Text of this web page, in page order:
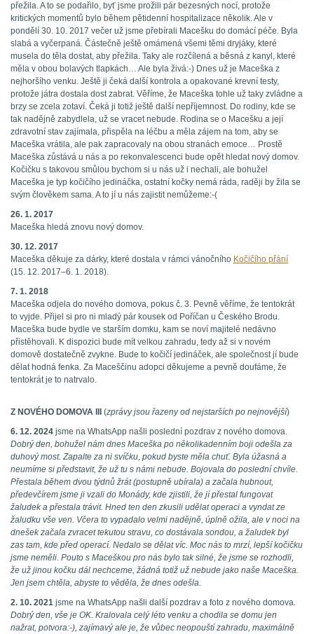
přežila. A to se podařilo, byť jsme prožili pár bezesných nocí, protože
kritických momentů bylo během pětidenní hospitalizace několik. Ale v
pondělí 30. 10. 2017 večer už jsme přebírali Macešku do domácí péče. Byla
slabá a vyčerpaná. Částečně ještě omámená všemi těmi dryjáky, které
musela do těla dostat, aby přežila. Taky ale rozčílená a běsná z kanyl, které
měla v obou bolavých tlapkách… Ale byla živá:-) Dnes už je Maceška z
nejhoršího venku. Ještě ji čeká další kontrola a opakované krevní testy,
protože játra dostala dost zabrat. Věříme, že Maceška tohle už taky zvládne a
brzy se zcela zotaví. Čeká ji totiž ještě další nepříjemnost. Do rodiny, kde se
tak nadějně zabydlela, už se vracet nebude. Rodina se o Macešku a její
zdravotní stav zajímala, přispěla na léčbu a měla zájem na tom, aby se
Maceška vrátila, ale pak zapracovaly na obou stranách emoce… Prostě
Maceška zůstává u nás a po rekonvalescenci bude opět hledat nový domov.
Kočičku s takovou smůlou bychom si u nás už i nechali, ale bohužel
Maceška je typ kočičího jedináčka, ostatní kočky nemá ráda, raději by žila se
svým člověkem sama. A to jí u nás zajistit nemůžeme:-(
26. 1. 2017
Maceška hledá znovu nový domov.
30. 12. 2017
Maceška děkuje za dárky, které dostala v rámci vánočního Kočičího přání
(15. 12. 2017–6. 1. 2018).
7. 1. 2018
Maceška odjela do nového domova, pokus č. 3. Pevně věříme, že tentokrát
to vyjde. Přijel si pro ni mladý pár kousek od Poříčan u Českého Brodu.
Maceška bude bydle ve starším domku, kam se noví majitelé nedávno
přistěhovali. K dispozici bude mít velkou zahradu, tedy až si v novém
domově dostatečně zvykne. Bude to kočičí jedináček, ale společnost jí bude
dělat hodná fenka. Za Maceščinu adopci děkujeme a pevně doufáme, že
tentokrát je to natrvalo.
Z NOVÉHO DOMOVA III (zprávy jsou řazeny od nejstarších po nejnovější)
6. 12. 2024 jsme na WhatsApp našli poslední pozdrav z nového domova.
Dobrý den, bohužel nám dnes Maceška po několikadenním boji odešla za
duhový most. Zapalte za ni svíčku, pokud byste měla chuť. Byla úžasná a
neumíme si představit, že už tu s námi nebude. Bojovala do poslední chvíle.
Přestala během dvou týdnů žrát (postupně ubírala) a začala hubnout,
předevčírem jsme ji vzali do Monády, kde zjistili, že jí přestal fungovat
žaludek a přestala trávit. Hned ten den zkusili udělat operaci a vyndat ze
žaludku vše ven. Včera to vypadalo velmi nadějně, úplně ožila, ale v noci na
dnešek začala zvracet tekutou stravu, co dostávala sondou, a žaludek byl
zas tam, kde před operací. Nedalo se dělat víc. Moc nás to mrzí, lepší kočičku
jsme neměli. Pouto s Maceškou pro nás bylo tak silné, že jsme se rozhodli,
že už jinou kočku dál nechceme, žádná totiž už nebude jako naše Maceška.
Jen jsem chtěla, abyste to věděla, že dnes odešla.
2. 10. 2021 jsme na WhatsApp našli další pozdrav a foto z nového domova.
Dobrý den, vše je OK. Kralovala celý léto venku a chodila se domu jen
nažrat, potvora:-), zajímavý ale je, že vůbec neopouští zahradu, maximálně